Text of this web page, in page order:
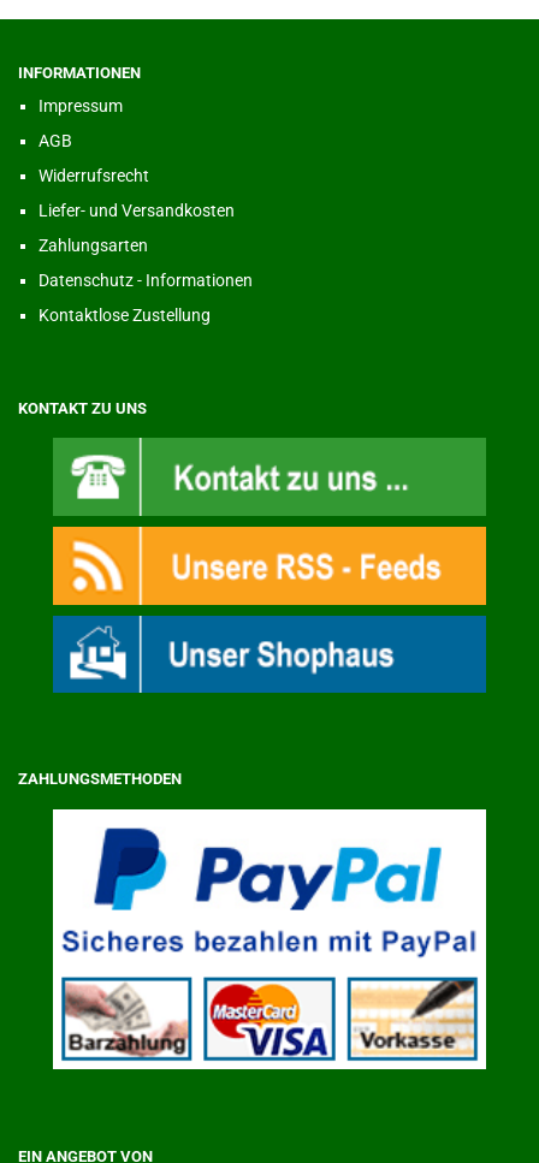
INFORMATIONEN
Impressum
AGB
Widerrufsrecht
Liefer- und Versandkosten
Zahlungsarten
Datenschutz - Informationen
Kontaktlose Zustellung
KONTAKT ZU UNS
ZAHLUNGSMETHODEN
EIN ANGEBOT VON